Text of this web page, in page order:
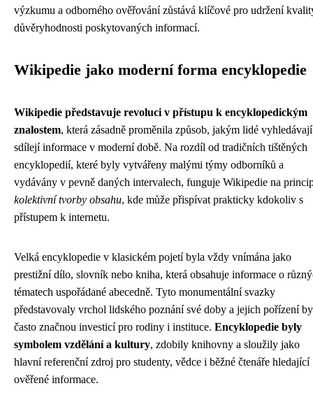
výzkumu a odborného ověřování zůstává klíčové pro udržení
důvěryhodnosti poskytovaných informací.
Wikipedie jako moderní forma encyklopedie
Wikipedie představuje revoluci v přístupu k encyklopedickým
znalostem, která zásadně proměnila způsob, jakým lidé
sdílejí informace v moderní době. Na rozdíl od tradičních tištěných
encyklopedií, které byly vytvářeny malými týmy odborníků a
vydávány v pevně daných intervalech, funguje Wikipedie na
kolektivní tvorby obsahu, kde může přispívat prakticky kdokoliv s
přístupem k internetu.
Velká encyklopedie v klasickém pojetí byla vždy vnímána jako
prestižní dílo, slovník nebo kniha, která obsahuje informace o
tématech uspořádané abecedně. Tyto monumentální svazky
představovaly vrchol lidského poznání své doby a jejich pořízení
často značnou investicí pro rodiny i instituce. Encyklopedie byly
symbolem vzdělání a kultury, zdobily knihovny a sloužily jako
hlavní referenční zdroj pro studenty, vědce i běžné čtenáře hledající
ověřené informace.